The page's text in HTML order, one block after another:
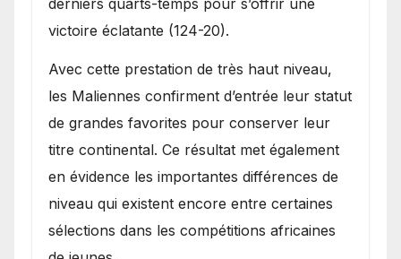
derniers quarts-temps pour s’offrir une
victoire éclatante (124-20).
Avec cette prestation de très haut niveau,
les Maliennes confirment d’entrée leur statut
de grandes favorites pour conserver leur
titre continental. Ce résultat met également
en évidence les importantes différences de
niveau qui existent encore entre certaines
sélections dans les compétitions africaines